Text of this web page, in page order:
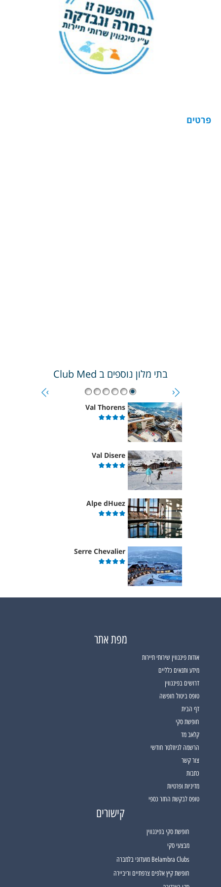
פרטים
בתי מלון נוספים ב Club Med
Val Thorens
Val Disere
Alpe dHuez
Serre Chevalier
מפת אתר
אודות פינגווין שירותי תיירות
מידע ותנאים כלליים
דרושים בפינגווין
טופס ביטול חופשה
דף הבית
חופשת סקי
קלאב מד
הרשמה לניוזלטר חודשי
צור קשר
כתבות
מדיניות ופרטיות
טופס לבקשת החזר כספי
קישורים
חופשת סקי בפינגווין
מבצעי סקי
Belambra Clubs מועדוני בלמברה
חופשת קיץ אלפים צרפתיים וריביירה